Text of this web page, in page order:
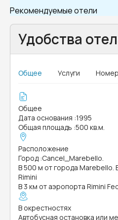
Рекомендуемые отели
Удобства
Общее Услуги
Общее
Дата основания :1995
Общая площадь :500 кв.м.
Расположение
Город :Cancel_Marebello.
В 500 м от города Marebello.
Rimini
В 3 км от аэропорта Rimini
В окрестностях
Автобусная остановка или